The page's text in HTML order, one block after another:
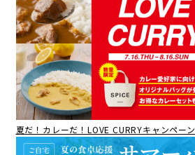
夏だ！カレーだ！LOVE CURRYキャンペーン